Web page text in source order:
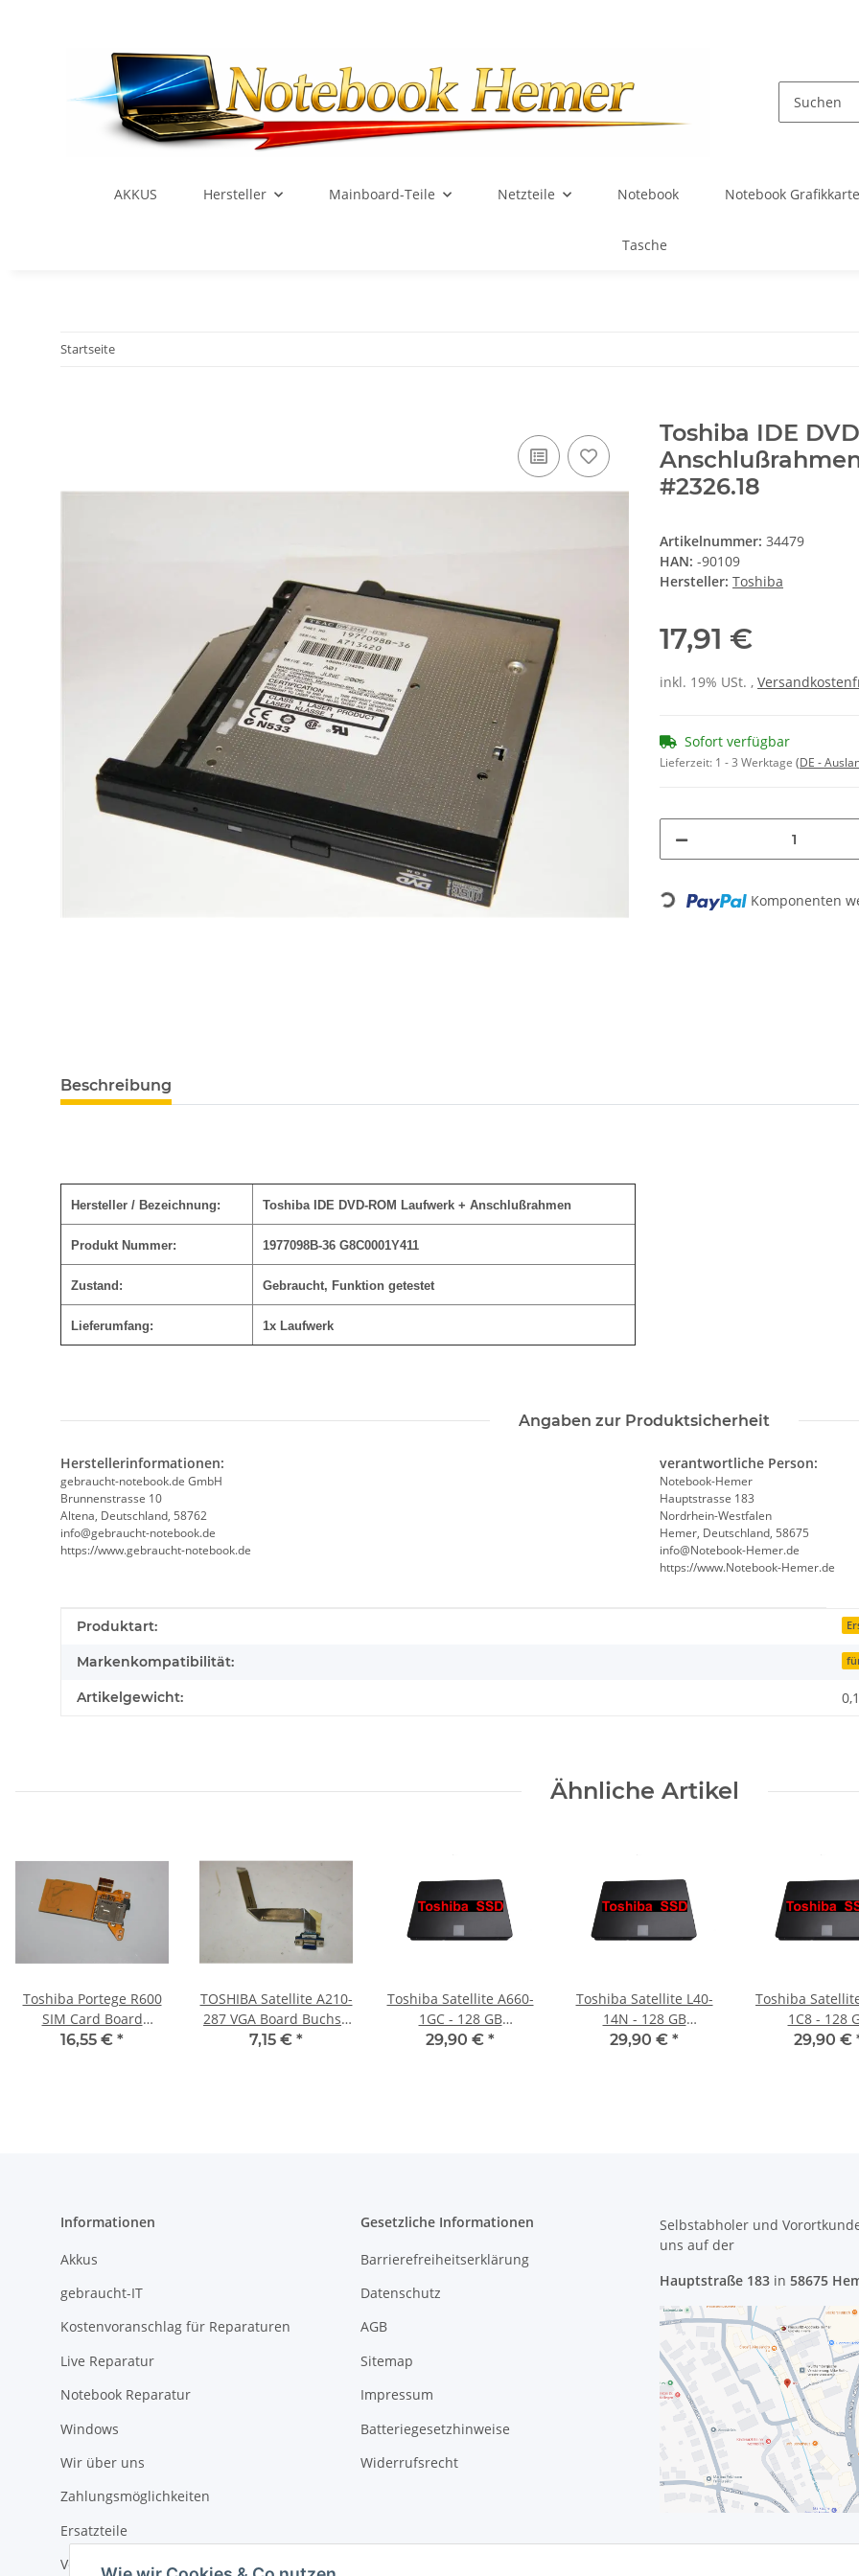
AKKUS Hersteller Mainboard-Teile Netzteile Notebook Notebook
Tasche
Startseite
Toshiba IDE
Anschlußrahmen
#2326.18
Artikelnummer: 34479
HAN: -90109
Hersteller: Toshiba
17,91 €
inkl. 19% USt. ,
Sofort verfügbar
Lieferzeit: 1 - 3 Werktage (DE -
Loading... Komponenten
Beschreibung
Hersteller / Bezeichnung: Toshiba IDE DVD-ROM Laufwerk + Anschlußrahmen
Produkt Nummer: 1977098B-36 G8C0001Y411
Zustand: Gebraucht, Funktion getestet
Lieferumfang: 1x Laufwerk
Angaben zur Produktsicherheit
Herstellerinformationen:
gebraucht-notebook.de GmbH
Brunnenstrasse 10
Altena, Deutschland, 58762
info@gebraucht-notebook.de
https://www.gebraucht-notebook.de
verantwortliche Person:
Notebook-Hemer
Hauptstrasse 183
Nordrhein-Westfalen
Hemer, Deutschland, 58675
info@Notebook-Hemer.de
https://www.Notebook-Hemer.de
Produkteigenschaft
Wert
Produktart:
Markenkompatibilität:
Artikelgewicht:
Ähnliche Artikel
Toshiba Portege R600
SIM Card Board
FMT3G1 #2158
16,55 € *
TOSHIBA Satellite A210-
287 VGA Board Buchse
mit Kabel LS-3483P
7,15 € *
Toshiba Satellite A660-
1GC - 128 GB
SSD/Festplatte SATA
29,90 € *
Toshiba Satellite L40-
14N - 128 GB
SSD/Festplatte SATA
29,90 € *
Toshiba
1C8 - 128
SSD/Festplatte
29,90 €
Informationen
Akkus
gebraucht-IT
Kostenvoranschlag für Reparaturen
Live Reparatur
Notebook Reparatur
Windows
Wir über uns
Zahlungsmöglichkeiten
Ersatzteile
Versandinformationen
Gesetzliche Informationen
Barrierefreiheitserklärung
Datenschutz
AGB
Sitemap
Impressum
Batteriegesetzhinweise
Widerrufsrecht
Selbstabholer und
uns auf der
Hauptstraße 183 in 58675